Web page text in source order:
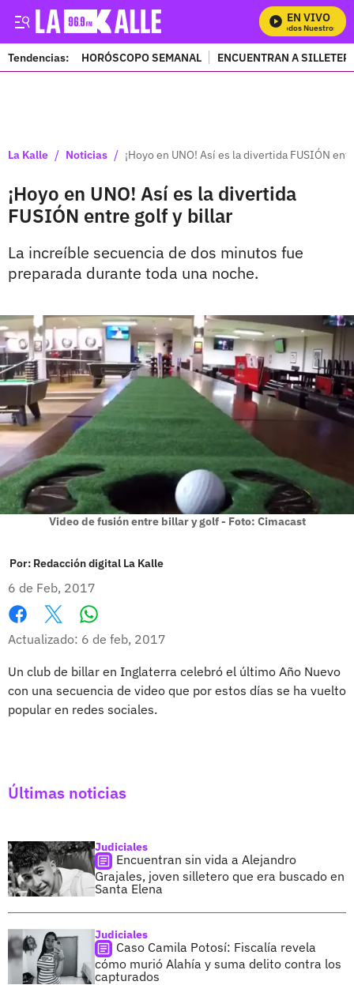
EN VIVO
Mira Todos Nuestros
Tendencias: HORÓSCOPO SEMANAL ENCUENTRAN A
La Kalle / Noticias / ¡Hoyo en UNO! Así es la divertida FUSIÓN
¡Hoyo en UNO! Así es la divertida
FUSIÓN entre golf y billar
La increíble secuencia de dos minutos fue
preparada durante toda una noche.
Video de fusión entre billar y golf - Foto: Cimacast
Por: Redacción digital La Kalle
6 de Feb, 2017
Facebook
X
Actualizado: 6 de feb, 2017
Un club de billar en Inglaterra celebró el último Año Nuevo
con una secuencia de video que por estos días se ha vuelto
popular en redes sociales.
Últimas noticias
Judiciales
Encuentran sin vida a Alejandro
Grajales, joven silletero que era buscado en
Santa Elena
Judiciales
Caso Camila Potosí: Fiscalía revela
cómo murió Alahía y suma delito contra los
capturados